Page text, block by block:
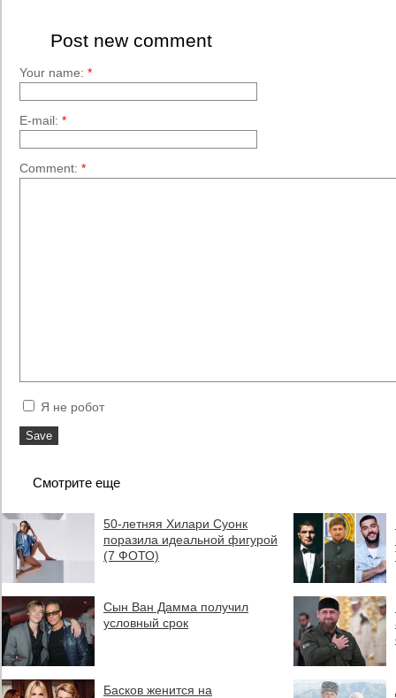
Post new comment
Your name: *
E-mail: *
Comment: *
Я не робот
Смотрите еще
50-летняя Хилари Суонк
поразила идеальной фигурой
(7 ФОТО)
Сын Ван Дамма получил
условный срок
Басков женится на